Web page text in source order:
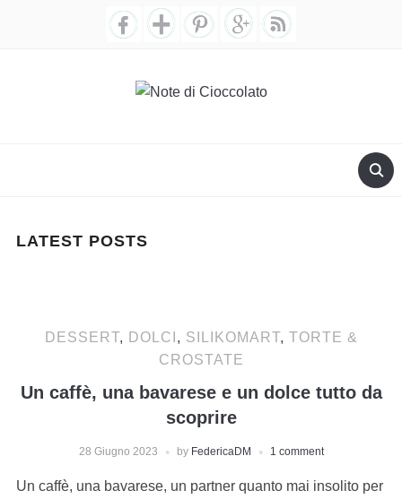
LATEST POSTS
DESSERT, DOLCI , SILIKOMART, TORTE &
CROSTATE
Un caffè, una bavarese e un dolce tutto da
scoprire
28 Giugno 2023 by FedericaDM 1 comment
Un caffè, una bavarese, un partner quanto mai insolito per